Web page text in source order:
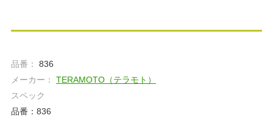
品番：
836
メーカー：
TERAMOTO（テラモト）
スペック
品番：836